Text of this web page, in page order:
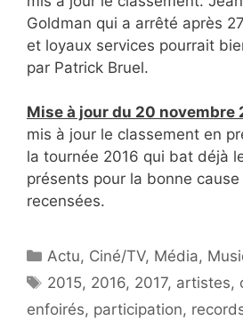
Goldman qui a arrêté après
et loyaux services pourrait
par Patrick Bruel.
Mise à jour du 20 novembre
mis à jour le classement en
la tournée 2016 qui bat déjà
présents pour la bonne
recensées.
Catégories
Actu, Ciné/TV, Média,
Étiquettes
2015, 2016, 2017, artistes,
enfoirés, participation,